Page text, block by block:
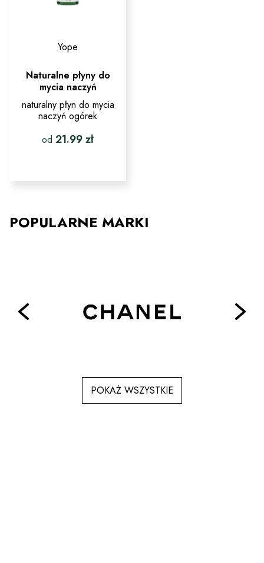
Yope
Naturalne płyny do
mycia naczyń
naturalny płyn do mycia
naczyń ogórek
od 21.99zł
ma
Opcje
można
POPULARNE MARKI
POKAŻ WSZYSTKIE